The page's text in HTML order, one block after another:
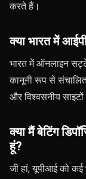
करते हैं।
क्या भारत में
भारत में ऑनलाइन
कानूनी रूप से
और विश्वसनीय
क्या मैं बेटिंग
हूं?
जी हां, यूपीआई को कई